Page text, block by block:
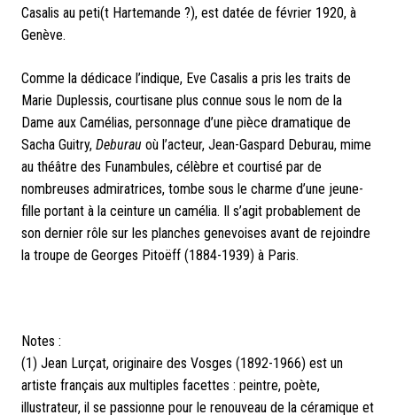
Casalis au peti(t Hartemande ?), est datée de février 1920, à
Genève.
Comme la dédicace l’indique, Eve Casalis a pris les traits de
Marie Duplessis, courtisane plus connue sous le nom de la
Dame aux Camélias, personnage d’une pièce dramatique de
Sacha Guitry, Deburau où l’acteur, Jean-Gaspard Deburau, mime
au théâtre des Funambules, célèbre et courtisé par de
nombreuses admiratrices, tombe sous le charme d’une jeune-
fille portant à la ceinture un camélia. Il s’agit probablement de
son dernier rôle sur les planches genevoises avant de rejoindre
la troupe de Georges Pitoëff (1884-1939) à Paris.
Notes :
(1) Jean Lurçat, originaire des Vosges (1892-1966) est un
artiste français aux multiples facettes : peintre, poète,
illustrateur, il se passionne pour le renouveau de la céramique et